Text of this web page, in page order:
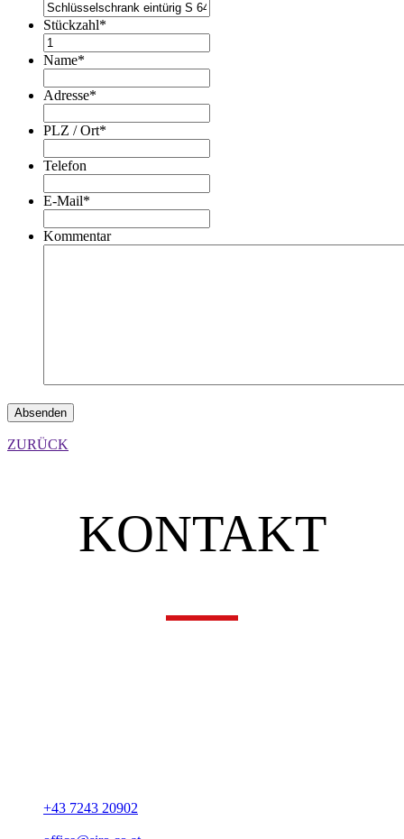
Stückzahl*
Name*
Adresse*
PLZ / Ort*
Telefon
E-Mail*
Kommentar
ZURÜCK
KONTAKT
+43 7243 20902